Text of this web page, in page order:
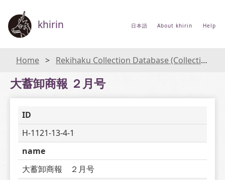
khirin 日本語 About khirin Help
Home Rekihaku Collection Database (Collections Database of the National Museum of Japanese History)
大蓄卸商報 ２月号
ID
H-1121-13-4-1
name
大蓄卸商報　２月号